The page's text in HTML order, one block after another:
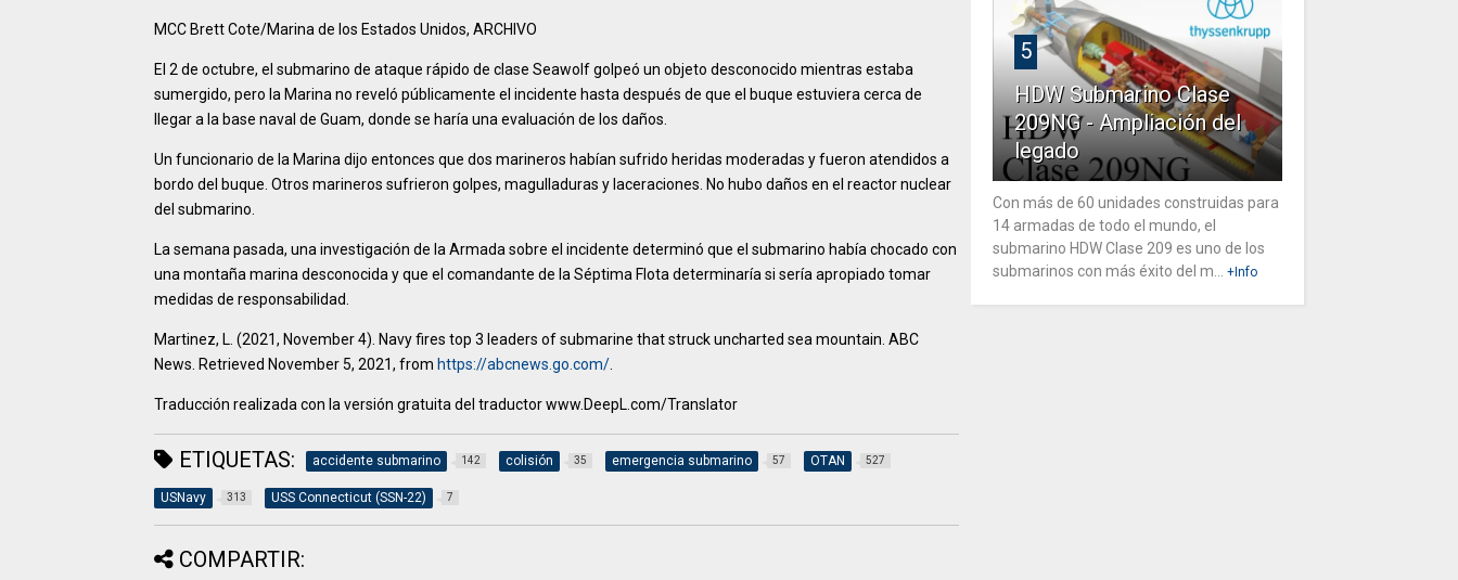
MCC Brett Cote/Marina de los Estados Unidos, ARCHIVO
El 2 de octubre, el submarino de ataque rápido de clase Seawolf golpeó un objeto desconocido mientras estaba
sumergido, pero la Marina no reveló públicamente el incidente hasta después de que el buque estuviera cerca de
llegar a la base naval de Guam, donde se haría una evaluación de los daños.
Un funcionario de la Marina dijo entonces que dos marineros habían sufrido heridas moderadas y fueron atendidos a
bordo del buque. Otros marineros sufrieron golpes, magulladuras y laceraciones. No hubo daños en el reactor nuclear
del submarino.
La semana pasada, una investigación de la Armada sobre el incidente determinó que el submarino había chocado con
una montaña marina desconocida y que el comandante de la Séptima Flota determinaría si sería apropiado tomar
medidas de responsabilidad.
Martinez, L. (2021, November 4). Navy fires top 3 leaders of submarine that struck uncharted sea mountain. ABC
News. Retrieved November 5, 2021, from https://abcnews.go.com/.
Traducción realizada con la versión gratuita del traductor www.DeepL.com/Translator
ETIQUETAS: accidente submarino 142 colisión 35 emergencia submarino 57 OTAN 527
USNavy 313 USS Connecticut (SSN-22) 7
COMPARTIR:
5
HDW Submarino Clase
209NG - Ampliación del
legado
Con más de 60 unidades construidas para
14 armadas de todo el mundo, el
submarino HDW Clase 209 es uno de los
submarinos con más éxito del m...
+Info